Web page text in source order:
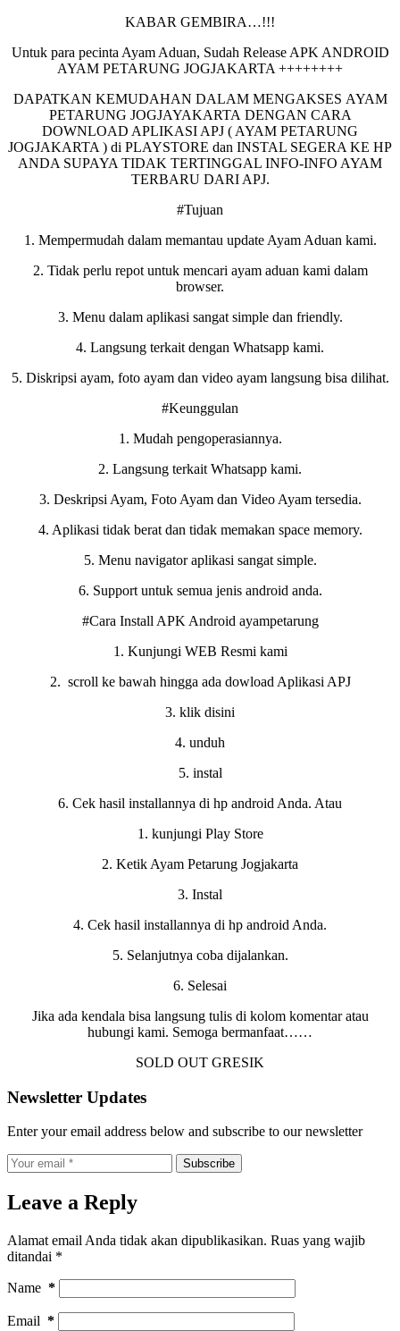
KABAR GEMBIRA…!!!
Untuk para pecinta Ayam Aduan, Sudah Release APK ANDROID
AYAM PETARUNG JOGJAKARTA ++++++++
DAPATKAN KEMUDAHAN DALAM MENGAKSES AYAM
PETARUNG JOGJAYAKARTA DENGAN CARA
DOWNLOAD APLIKASI APJ ( AYAM PETARUNG
JOGJAKARTA ) di PLAYSTORE dan INSTAL SEGERA KE HP
ANDA SUPAYA TIDAK TERTINGGAL INFO-INFO AYAM
TERBARU DARI APJ.
#Tujuan
1. Mempermudah dalam memantau update Ayam Aduan kami.
2. Tidak perlu repot untuk mencari ayam aduan kami dalam
browser.
3. Menu dalam aplikasi sangat simple dan friendly.
4. Langsung terkait dengan Whatsapp kami.
5. Diskripsi ayam, foto ayam dan video ayam langsung bisa dilihat.
#Keunggulan
1. Mudah pengoperasiannya.
2. Langsung terkait Whatsapp kami.
3. Deskripsi Ayam, Foto Ayam dan Video Ayam tersedia.
4. Aplikasi tidak berat dan tidak memakan space memory.
5. Menu navigator aplikasi sangat simple.
6. Support untuk semua jenis android anda.
#Cara Install APK Android ayampetarung
1. Kunjungi WEB Resmi kami
2. scroll ke bawah hingga ada dowload Aplikasi APJ
3. klik disini
4. unduh
5. instal
6. Cek hasil installannya di hp android Anda. Atau
1. kunjungi Play Store
2. Ketik Ayam Petarung Jogjakarta
3. Instal
4. Cek hasil installannya di hp android Anda.
5. Selanjutnya coba dijalankan.
6. Selesai
Jika ada kendala bisa langsung tulis di kolom komentar atau
hubungi kami. Semoga bermanfaat……
SOLD OUT GRESIK
Newsletter Updates
Enter your email address below and subscribe to our newsletter
Subscribe
Leave a Reply
Alamat email Anda tidak akan dipublikasikan. Ruas yang wajib
ditandai *
Name *
Email *